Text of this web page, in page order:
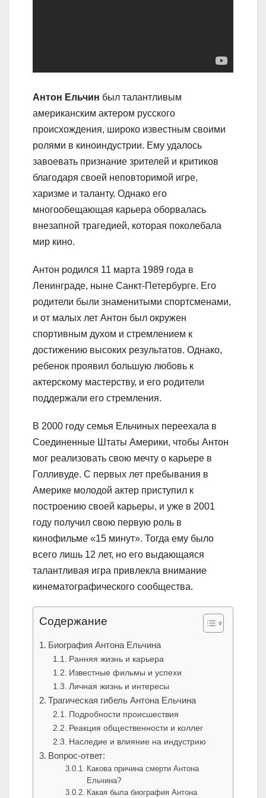
Антон Ельчин был талантливым
американским актером русского
происхождения, широко известным своими
ролями в киноиндустрии. Ему удалось
завоевать признание зрителей и критиков
благодаря своей неповторимой игре,
харизме и таланту. Однако его
многообещающая карьера оборвалась
внезапной трагедией, которая поколебала
мир кино.
Антон родился 11 марта 1989 года в
Ленинграде, ныне Санкт-Петербурге. Его
родители были знаменитыми спортсменами,
и от малых лет Антон был окружен
спортивным духом и стремлением к
достижению высоких результатов. Однако,
ребенок проявил большую любовь к
актерскому мастерству, и его родители
поддержали его стремления.
В 2000 году семья Ельчиных переехала в
Соединенные Штаты Америки, чтобы Антон
мог реализовать свою мечту о карьере в
Голливуде. С первых лет пребывания в
Америке молодой актер приступил к
построению своей карьеры, и уже в 2001
году получил свою первую роль в
кинофильме «15 минут». Тогда ему было
всего лишь 12 лет, но его выдающаяся
талантливая игра привлекла внимание
кинематографического сообщества.
Содержание
Биография Антона Ельчина
Ранняя жизнь и карьера
Известные фильмы и успехи
Личная жизнь и интересы
Трагическая гибель Антона Ельчина
Подробности происшествия
Реакция общественности и коллег
Наследие и влияние на индустрию
Вопрос-ответ:
Какова причина смерти Антона
Ельчина?
Какая была биография Антона